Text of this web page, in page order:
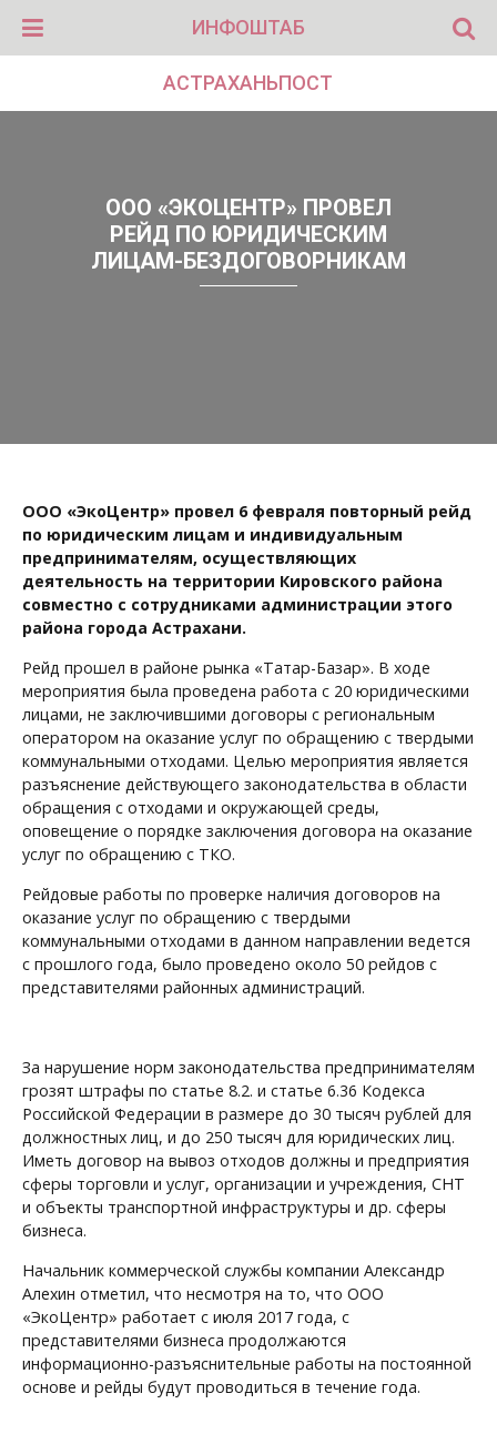
ИНФОШТАБ
АСТРАХАНЬПОСТ
ООО «ЭКОЦЕНТР» ПРОВЕЛ
РЕЙД ПО ЮРИДИЧЕСКИМ
ЛИЦАМ-БЕЗДОГОВОРНИКАМ
ООО «ЭкоЦентр» провел 6 февраля повторный рейд
по юридическим лицам и индивидуальным
предпринимателям, осуществляющих
деятельность на территории Кировского района
совместно с сотрудниками администрации этого
района города Астрахани.
Рейд прошел в районе рынка «Татар-Базар». В ходе
мероприятия была проведена работа с 20 юридическими
лицами, не заключившими договоры с региональным
оператором на оказание услуг по обращению с твердыми
коммунальными отходами. Целью мероприятия является
разъяснение действующего законодательства в области
обращения с отходами и окружающей среды,
оповещение о порядке заключения договора на оказание
услуг по обращению с ТКО.
Рейдовые работы по проверке наличия договоров на
оказание услуг по обращению с твердыми
коммунальными отходами в данном направлении ведется
с прошлого года, было проведено около 50 рейдов с
представителями районных администраций.
За нарушение норм законодательства предпринимателям
грозят штрафы по статье 8.2. и статье 6.36 Кодекса
Российской Федерации в размере до 30 тысяч рублей для
должностных лиц, и до 250 тысяч для юридических лиц.
Иметь договор на вывоз отходов должны и предприятия
сферы торговли и услуг, организации и учреждения, СНТ
и объекты транспортной инфраструктуры и др. сферы
бизнеса.
Начальник коммерческой службы компании Александр
Алехин отметил, что несмотря на то, что ООО
«ЭкоЦентр» работает с июля 2017 года, с
представителями бизнеса продолжаются
информационно-разъяснительные работы на постоянной
основе и рейды будут проводиться в течение года.